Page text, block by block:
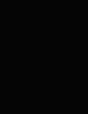
（例如在家工作），
盡可能低的水平，但
可能會導致某些操作